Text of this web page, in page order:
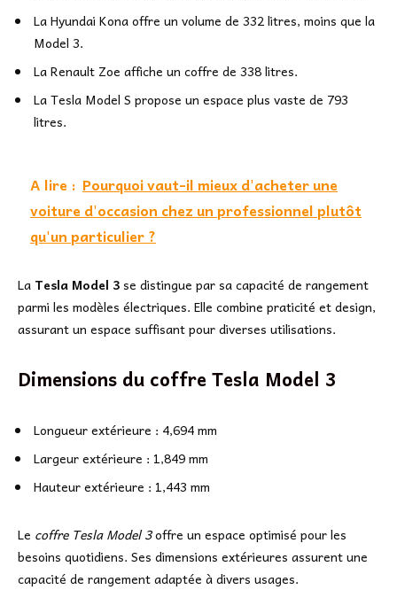
La Hyundai Kona offre un volume de 332 litres, moins que la
Model 3.
La Renault Zoe affiche un coffre de 338 litres.
La Tesla Model S propose un espace plus vaste de 793
litres.
A lire : Pourquoi vaut-il mieux d'acheter une
voiture d'occasion chez un professionnel plutôt
qu'un particulier ?
La Tesla Model 3 se distingue par sa capacité de rangement
parmi les modèles électriques. Elle combine praticité et design,
assurant un espace suffisant pour diverses utilisations.
Dimensions du coffre Tesla Model 3
Longueur extérieure : 4,694 mm
Largeur extérieure : 1,849 mm
Hauteur extérieure : 1,443 mm
Le coffre Tesla Model 3offre un espace optimisé pour les
besoins quotidiens. Ses dimensions extérieures assurent une
capacité de rangement adaptée à divers usages.